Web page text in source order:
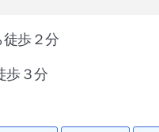
歩２分
歩３分